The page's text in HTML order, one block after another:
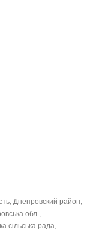
Днепровский район,
обл.,
сільська рада,